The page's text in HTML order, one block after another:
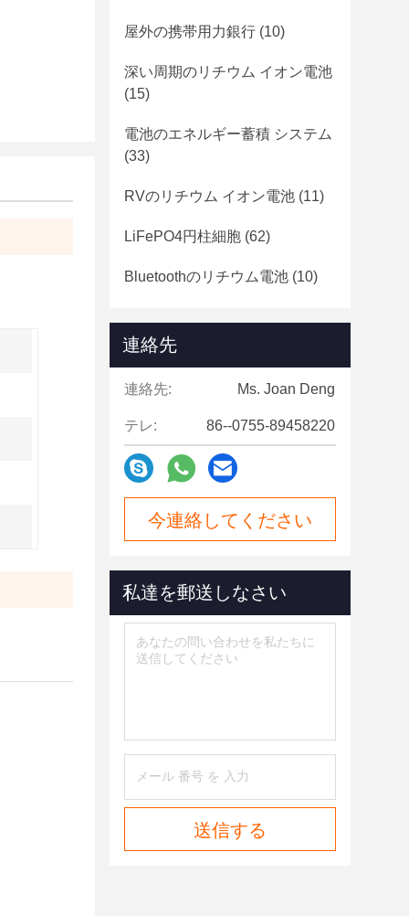
屋外の携帯用力銀行 (10)
深い周期のリチウム イオン電池
(15)
電池のエネルギー蓄積 システム
(33)
RVのリチウム イオン電池 (11)
LiFePO4円柱細胞 (62)
Bluetoothのリチウム電池 (10)
連絡先
連絡先: Ms. Joan Deng
テレ: 86--0755-89458220
今連絡してください
私達を郵送しなさい
送信する